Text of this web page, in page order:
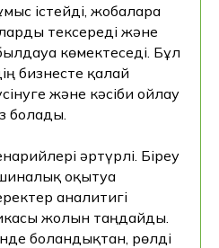
істейді, жобаларға
тексереді және
көмектеседі. Бұл
бизнесте қалай
және кәсіби ойлау
болады.
әртүрлі. Біреу
оқытуға
аналитигі
жолын таңдайды.
болғандықтан, рөлді